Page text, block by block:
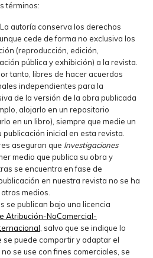
términos:
autoría conserva los derechos
cede de forma no exclusiva los
(reproducción, edición,
pública y exhibición) a la revista.
tanto, libres de hacer acuerdos
independientes para la
de la versión de la obra publicada
alojarlo en un repositorio
en un libro), siempre que medie un
publicación inicial en esta revista.
aseguran que Investigaciones
medio que publica su obra y
se encuentra en fase de
en nuestra revista no se ha
medios.
se publican bajo una licencia
Atribución-NoComercial-
, salvo que se indique lo
se puede compartir y adaptar el
se use con fines comerciales, se